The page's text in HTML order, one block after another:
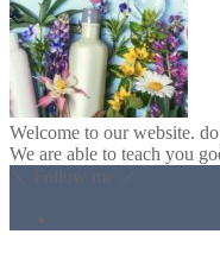
Welcome to our website.
We are able to teach you